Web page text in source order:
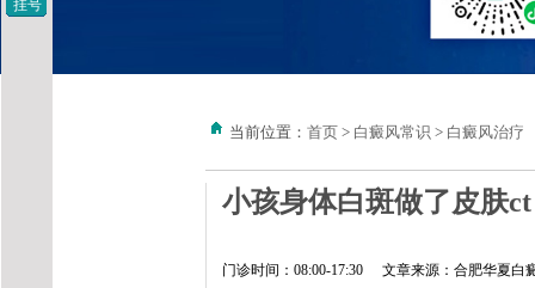
挂号
当前位置： 首页 > 白癜风常识 > 白癜风治疗
小孩身体白斑做了皮肤ct
门诊时间：08:00-17:30 文章来源：合肥华夏白